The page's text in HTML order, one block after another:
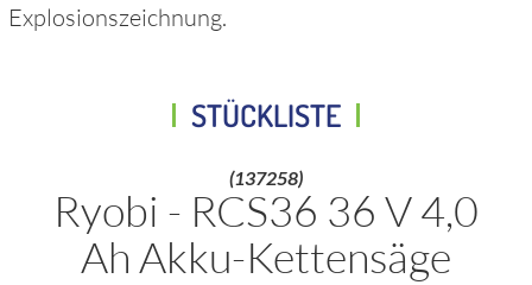
Explosionszeichnung.
STÜCKLISTE
(137258)
Ryobi - RCS36 36 V 4,0
Ah Akku-Kettensäge